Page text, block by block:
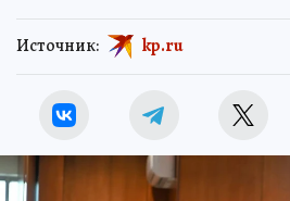
Источник: kp.ru